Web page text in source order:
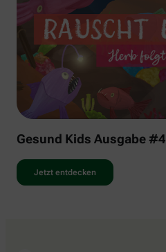
Gesund Kids Ausgabe #4
Jetzt entdecken